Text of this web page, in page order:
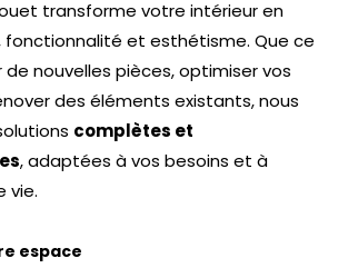
transforme votre intérieur en
et esthétisme. Que ce
nouvelles pièces, optimiser vos
des éléments existants, nous
complètes et
, adaptées à vos besoins et à
vie.
espace